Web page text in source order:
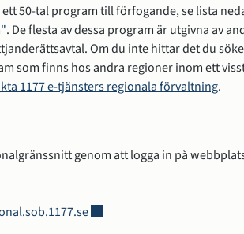
50-tal program till förfogande, se lista
. De flesta av dessa program är utgivna av
Om du inte hittar det du
som finns hos andra regioner inom ett
1177 e-tjänsters regionala förvaltning.
webbplats, öppnas i nytt fönster.
Länk till annan webbplats,